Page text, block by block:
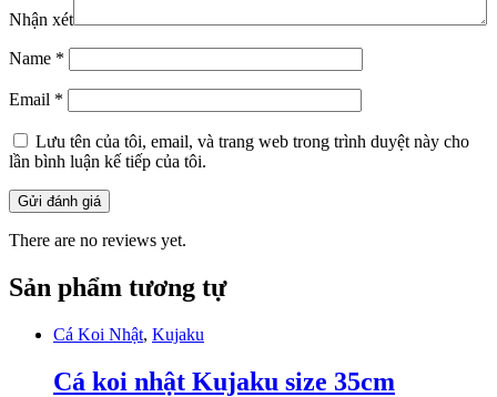
Nhận xét
Name *
Email *
Lưu tên của tôi, email, và trang web trong trình duyệt này cho
lần bình luận kế tiếp của tôi.
There are no reviews yet.
Sản phẩm tương tự
Cá Koi Nhật, Kujaku
Cá koi nhật Kujaku size 35cm